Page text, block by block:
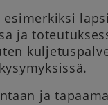
ja
ja